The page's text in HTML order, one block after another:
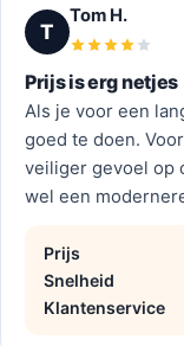
T
Tom H.
Prijs is erg netjes
Als je voor een
goed te doen.
veiliger gevoel op
wel een
Prijs
Snelheid
Klantenservice